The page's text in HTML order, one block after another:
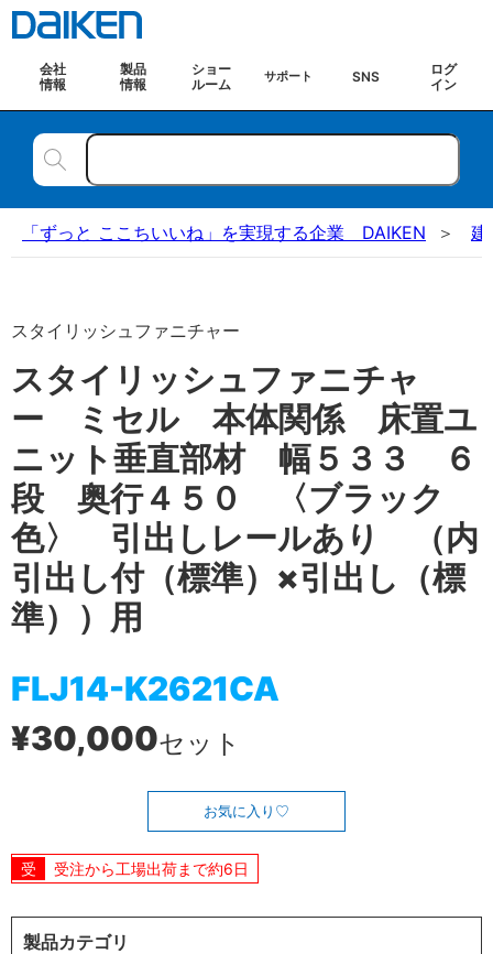
会社
情報
製品
情報
ショー
ルーム
サポート SNS
ログ
イン
「ずっと ここちいいね」を実現する企業 DAIKEN 建
スタイリッシュファニチャー
スタイリッシュファニチャ
ー ミセル 本体関係 床置ユ
ニット垂直部材 幅５３３ ６
段 奥行４５０ 〈ブラック
色〉 引出しレールあり （内
引出し付（標準）×引出し（標
準））用
FLJ14-K2621CA
¥30,000セット
お気に入り
受注から工場出荷まで約6日
製品カテゴリ